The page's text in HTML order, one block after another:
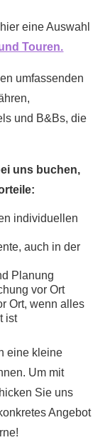
eine Auswahl
Touren.
umfassenden
und B&Bs, die
uns buchen,
individuellen
auch in der
Planung
vor Ort
Ort, wenn alles
ist
eine kleine
Um mit
Sie uns
Angebot